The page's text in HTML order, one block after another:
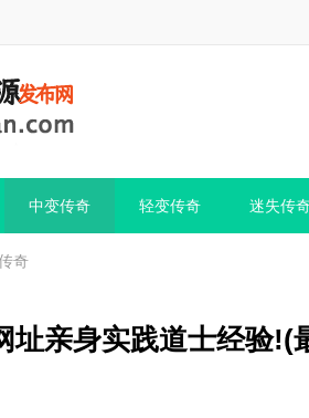
中变传奇 轻变传奇 迷失传
奇
址亲身实践道士经验!(